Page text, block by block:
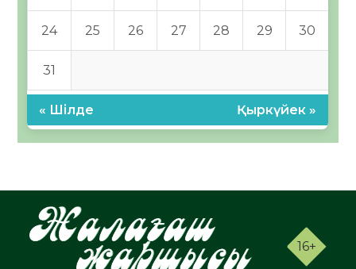
24 25 26 27 28 29 30
31
« Шілде Қыркүйек »
16+